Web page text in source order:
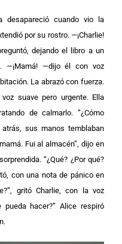
desapareció cuando vio la
por su rostro. —¡Charlie!
dejando el libro a un
—¡Mamá! —dijo él con voz
La abrazó con fuerza.
suave pero urgente. Ella
de calmarlo. “¿Cómo
sus manos temblaban
Fui al almacén”, dijo en
“¿Qué? ¿Por qué?
con una nota de pánico en
gritó Charlie, con la voz
pueda hacer?” Alice respiró